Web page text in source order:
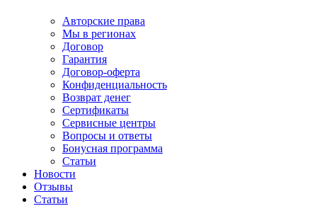
Авторские права
Мы в регионах
Договор
Гарантия
Договор-оферта
Конфиденциальность
Возврат денег
Сертификаты
Сервисные центры
Вопросы и ответы
Бонусная программа
Статьи
Новости
Отзывы
Статьи